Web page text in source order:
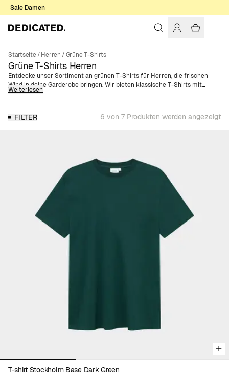
Sale Damen
Startseite /Herren /Grüne T-Shirts
Grüne T-Shirts Herren
Entdecke unser Sortiment an grünen T-Shirts für Herren, die frischen
Wind in deine Garderobe bringen. Wir bieten klassische T-Shirts mit
Rundhalsausschnitt in einer Vielzahl von Stilen und Passformen, damit du
du lieber einfarbig grün, auffällige Prints, dezente Stickereien oder
stilvolle Streifen trägst. Jedes T-Shirt ist aus 100 % Bio-Baumwolle oder
Weiterlesen
FILTER 6 von 7 Produkten werden angezeigt
T-shirt Stockholm Base Dark Green